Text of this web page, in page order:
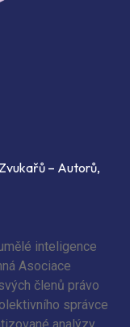
– Autorů,
inteligence
Asociace
členů právo
správce